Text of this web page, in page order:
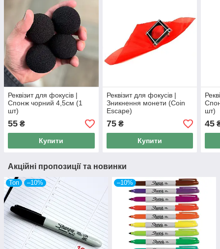
Реквізит для фокусів |
Спонж чорний 4,5см (1
шт)
55 ₴
Купити
Реквізит для фокусів |
Зникнення монети (Coin
Escape)
75₴
Купити
шт)
45
Акційні пропозиції та новинки
Топ –10% –10%